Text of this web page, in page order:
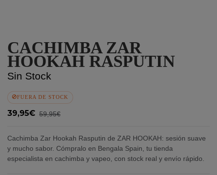
CACHIMBA ZAR
HOOKAH RASPUTIN
Sin Stock
FUERA DE STOCK
39,95€ 59,95€
Cachimba Zar Hookah Rasputin de ZAR HOOKAH: sesión suave
y mucho sabor. Cómpralo en Bengala Spain, tu tienda
especialista en cachimba y vapeo, con stock real y envío rápido.